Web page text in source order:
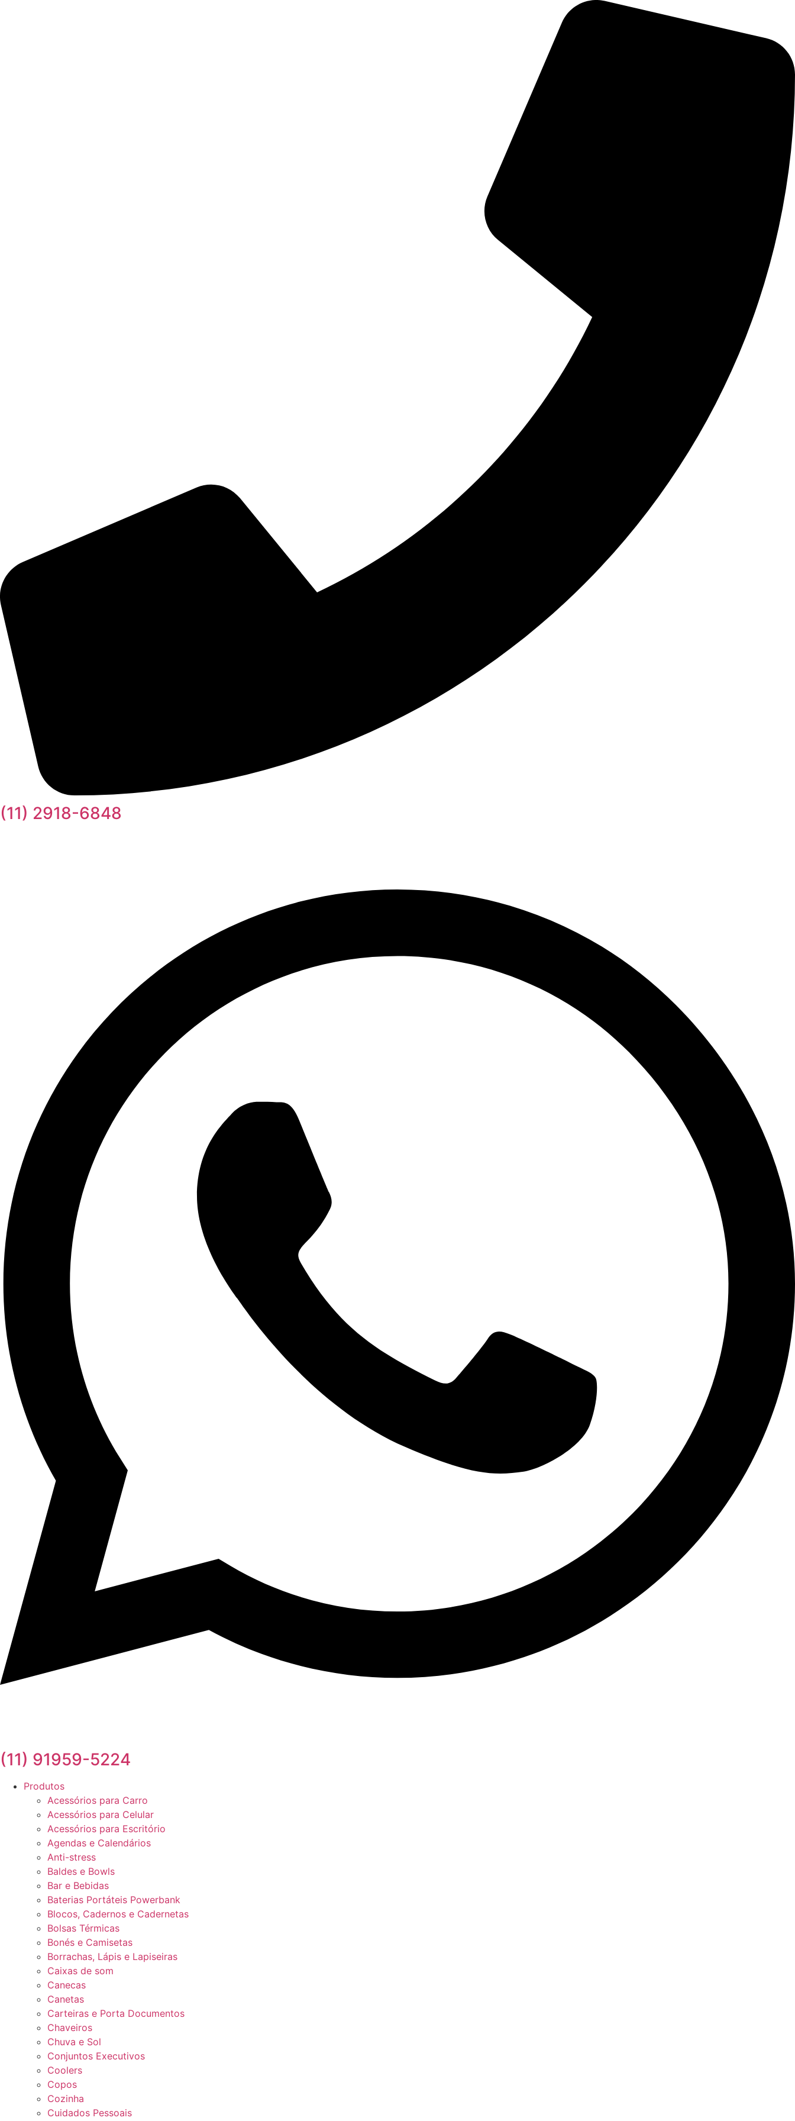
(11) 2918-6848
(11) 91959-5224
Produtos
Acessórios para Carro
Acessórios para Celular
Acessórios para Escritório
Agendas e Calendários
Anti-stress
Baldes e Bowls
Bar e Bebidas
Baterias Portáteis Powerbank
Blocos, Cadernos e Cadernetas
Bolsas Térmicas
Bonés e Camisetas
Borrachas, Lápis e Lapiseiras
Caixas de som
Canecas
Canetas
Carteiras e Porta Documentos
Chaveiros
Chuva e Sol
Conjuntos Executivos
Coolers
Copos
Cozinha
Cuidados Pessoais